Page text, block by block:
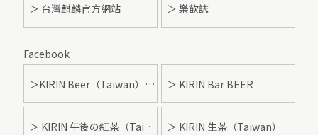
＞ 台灣麒麟官方網站 ＞ 樂飲誌
Facebook
＞KIRIN Beer（Taiwan）- 麒麟啤酒 ＞ KIRIN Bar BEER
＞ KIRIN 午後の紅茶（Taiwan） ＞ KIRIN 生茶（Taiwan）